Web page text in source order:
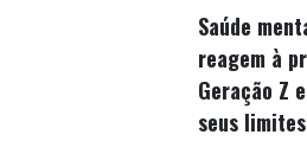
Saúde
reagem à
Geração Z
seus limites